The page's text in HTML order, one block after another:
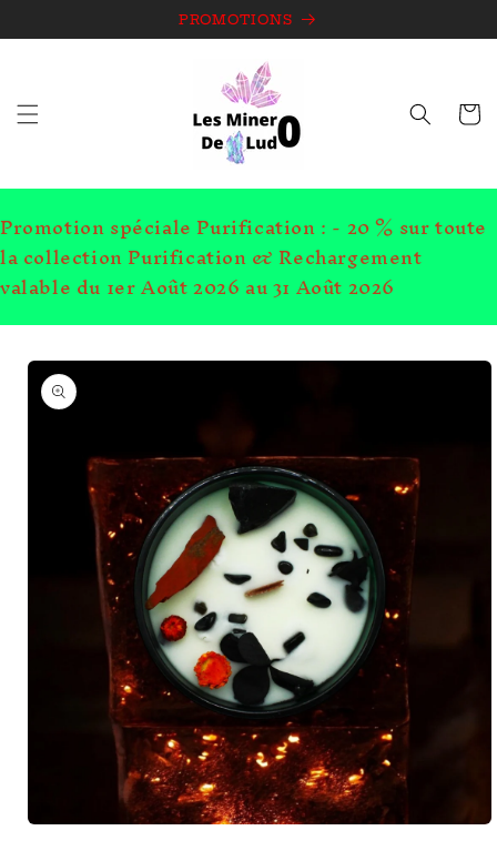
au
PROMOTIONS
Panier
Promotion spéciale Purification : - 20 % sur toute
la collection Purification & Rechargement
valable du 1er Août 2026 au 31 Août 2026
Passer aux
informations
produits